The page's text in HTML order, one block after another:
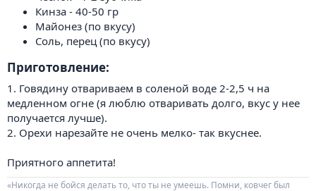
Кинза - 40-50 гр
Майонез (по вкусу)
Соль, перец (по вкусу)
Приготовление:​
1. Говядину отвариваем в соленой воде 2-2,5 ч на
медленном огне (я люблю отваривать долго, вкус у нее
получается лучше).
2. Орехи нарезайте не очень мелко- так вкуснее.
Приятного аппетита!
«Никогда не бойся делать то, что ты не умеешь. Помни, ковчег был